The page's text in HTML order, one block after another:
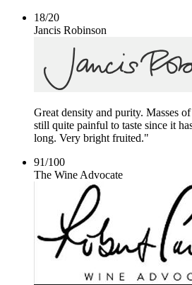
18/20
Jancis Robinson
Great density and purity. Masses
still quite painful to taste since it
long. Very bright fruited."
91/100
The Wine Advocate